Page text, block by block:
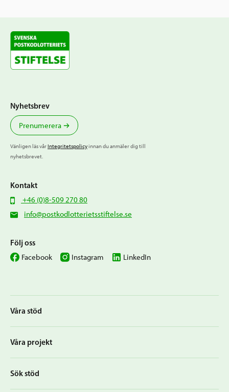
Våra stöd
Våra projekt
Sök stöd
Nyhetsbrev
Prenumerera
Vänligen läs vårIntegritetspolicyinnan du anmäler dig till
nyhetsbrevet.
Kontakt
+46 (0)8-509 270 80
info@postkodlotterietsstiftelse.se
Följ oss
Facebook Instagram LinkedIn